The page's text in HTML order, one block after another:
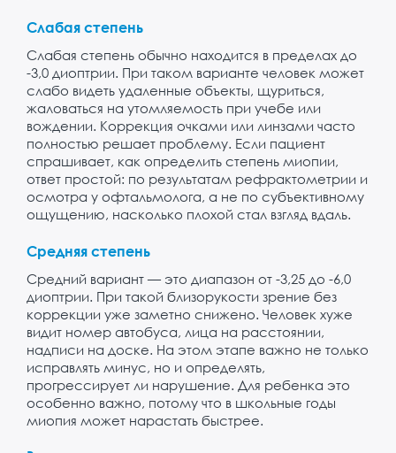
Слабая степень
Слабая степень обычно находится в пределах до
-3,0 диоптрии. При таком варианте человек может
слабо видеть удаленные объекты, щуриться,
жаловаться на утомляемость при учебе или
вождении. Коррекция очками или линзами часто
полностью решает проблему. Если пациент
спрашивает, как определить степень миопии,
ответ простой: по результатам рефрактометрии и
осмотра у офтальмолога, а не по субъективному
ощущению, насколько плохой стал взгляд вдаль.
Средняя степень
Средний вариант — это диапазон от -3,25 до -6,0
диоптрии. При такой близорукости зрение без
коррекции уже заметно снижено. Человек хуже
видит номер автобуса, лица на расстоянии,
надписи на доске. На этом этапе важно не только
исправлять минус, но и определять,
прогрессирует ли нарушение. Для ребенка это
особенно важно, потому что в школьные годы
миопия может нарастать быстрее.